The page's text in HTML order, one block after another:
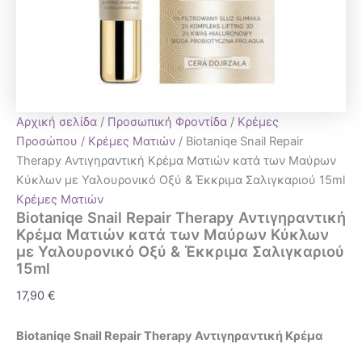
Αρχική σελίδα / Προσωπική Φροντίδα / Κρέμες
Προσώπου / Κρέμες Ματιών / Biotaniqe Snail Repair
Therapy Αντιγηραντική Κρέμα Ματιών κατά των Μαύρων
Κύκλων με Υαλουρονικό Οξύ & Έκκριμα Σαλιγκαριού 15ml
Κρέμες Ματιών
Biotaniqe Snail Repair Therapy Αντιγηραντική
Κρέμα Ματιών κατά των Μαύρων Κύκλων
με Υαλουρονικό Οξύ & Έκκριμα Σαλιγκαριού
15ml
17,90 €
Biotaniqe Snail Repair Therapy Αντιγηραντική Κρέμα